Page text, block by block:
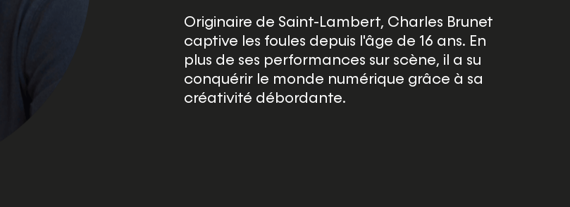
Originaire de Saint-Lambert, Charles Brunet
captive les foules depuis l'âge de 16 ans. En
plus de ses performances sur scène, il a su
conquérir le monde numérique grâce à sa
créativité débordante.